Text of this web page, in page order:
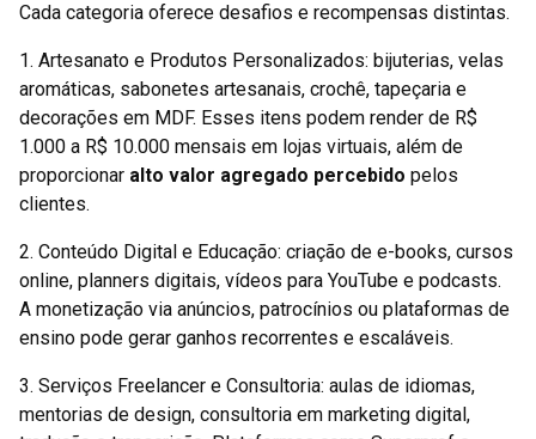
Cada categoria oferece desafios e recompensas distintas.
1. Artesanato e Produtos Personalizados: bijuterias, velas
aromáticas, sabonetes artesanais, crochê, tapeçaria e
decorações em MDF. Esses itens podem render de R$
1.000 a R$ 10.000 mensais em lojas virtuais, além de
proporcionar alto valor agregado percebido pelos
clientes.
2. Conteúdo Digital e Educação: criação de e-books, cursos
online, planners digitais, vídeos para YouTube e podcasts.
A monetização via anúncios, patrocínios ou plataformas de
ensino pode gerar ganhos recorrentes e escaláveis.
3. Serviços Freelancer e Consultoria: aulas de idiomas,
mentorias de design, consultoria em marketing digital,